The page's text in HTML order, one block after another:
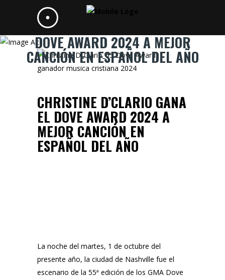
CHRISTINE D’CLARIO GANA EL
DOVE AWARD 2024 A MEJOR
CANCIÓN EN ESPAÑOL DEL AÑO
CHRISTINE D’CLARIO GANA
EL DOVE AWARD 2024 A
MEJOR CANCIÓN EN
ESPAÑOL DEL AÑO
La noche del martes, 1 de octubre del
presente año, la ciudad de Nashville fue el
escenario de la 55ª edición de los GMA Dove